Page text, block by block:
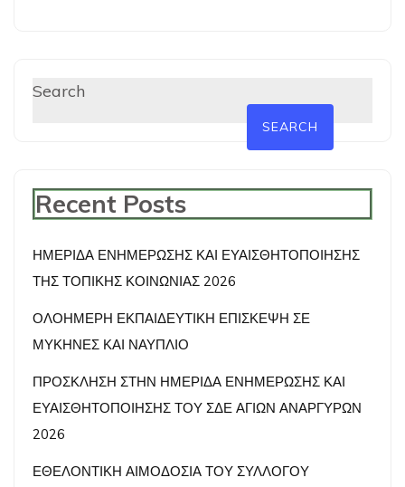
Search
SEARCH
Recent Posts
ΗΜΕΡΙΔΑ ΕΝΗΜΕΡΩΣΗΣ ΚΑΙ ΕΥΑΙΣΘΗΤΟΠΟΙΗΣΗΣ
ΤΗΣ ΤΟΠΙΚΗΣ ΚΟΙΝΩΝΙΑΣ 2026
ΟΛΟΗΜΕΡΗ ΕΚΠΑΙΔΕΥΤΙΚΗ ΕΠΙΣΚΕΨΗ ΣΕ
ΜΥΚΗΝΕΣ ΚΑΙ ΝΑΥΠΛΙΟ
ΠΡΟΣΚΛΗΣΗ ΣΤΗΝ ΗΜΕΡΙΔΑ ΕΝΗΜΕΡΩΣΗΣ ΚΑΙ
ΕΥΑΙΣΘΗΤΟΠΟΙΗΣΗΣ ΤΟΥ ΣΔΕ ΑΓΙΩΝ ΑΝΑΡΓΥΡΩΝ
2026
ΕΘΕΛΟΝΤΙΚΗ ΑΙΜΟΔΟΣΙΑ ΤΟΥ ΣΥΛΛΟΓΟΥ